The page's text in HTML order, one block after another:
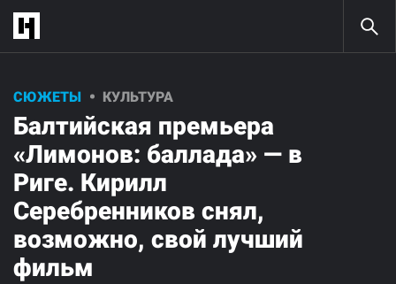
СЮЖЕТЫ КУЛЬТУРА
Балтийская премьера
«Лимонов: баллада» — в
Риге. Кирилл
Серебренников снял,
возможно, свой лучший
фильм